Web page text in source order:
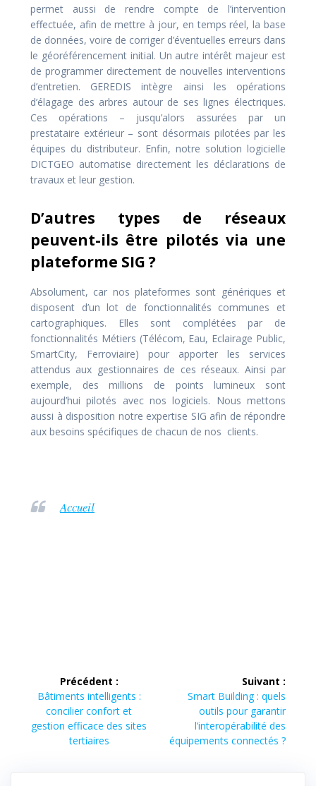
permet aussi de rendre compte de l’intervention
effectuée, afin de mettre à jour, en temps réel, la base
de données, voire de corriger d’éventuelles erreurs dans
le géoréférencement initial. Un autre intérêt majeur est
de programmer directement de nouvelles interventions
d’entretien. GEREDIS intègre ainsi les opérations
d’élagage des arbres autour de ses lignes électriques.
Ces opérations – jusqu’alors assurées par un
prestataire extérieur – sont désormais pilotées par les
équipes du distributeur. Enfin, notre solution logicielle
DICTGEO automatise directement les déclarations de
travaux et leur gestion.
D’autres types de réseaux
peuvent-ils être pilotés via une
plateforme SIG ?
Absolument, car nos plateformes sont génériques et
disposent d’un lot de fonctionnalités communes et
cartographiques. Elles sont complétées par de
fonctionnalités Métiers (Télécom, Eau, Eclairage Public,
SmartCity, Ferroviaire) pour apporter les services
attendus aux gestionnaires de ces réseaux. Ainsi par
exemple, des millions de points lumineux sont
aujourd’hui pilotés avec nos logiciels. Nous mettons
aussi à disposition notre expertise SIG afin de répondre
aux besoins spécifiques de chacun de nos clients.
Accueil
Navigation
de
l’article
Précédent :
Article
précédent :
Bâtiments intelligents :
concilier confort et
gestion efficace des sites
tertiaires
Suivant :
Article
suivant :
Smart Building : quels
outils pour garantir
l’interopérabilité des
équipements connectés ?